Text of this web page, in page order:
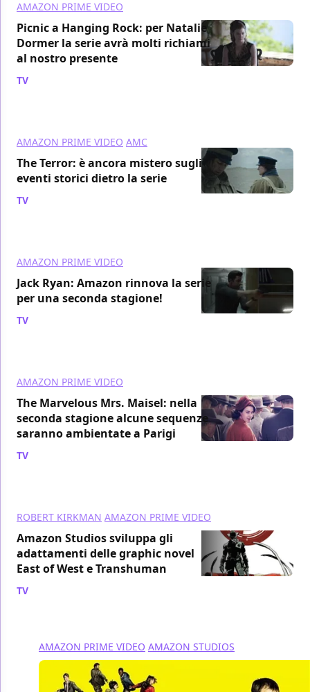
AMAZON PRIME VIDEO
Picnic a Hanging Rock: per Natalie
Dormer la serie avrà molti richiami
al nostro presente
TV
AMAZON PRIME VIDEO AMC
The Terror: è ancora mistero sugli
eventi storici dietro la serie
TV
AMAZON PRIME VIDEO
Jack Ryan: Amazon rinnova la serie
per una seconda stagione!
TV
AMAZON PRIME VIDEO
The Marvelous Mrs. Maisel: nella
seconda stagione alcune sequenze
saranno ambientate a Parigi
TV
ROBERT KIRKMAN AMAZON PRIME VIDEO
Amazon Studios sviluppa gli
adattamenti delle graphic novel
East of West e Transhuman
TV
AMAZON PRIME VIDEO AMAZON STUDIOS